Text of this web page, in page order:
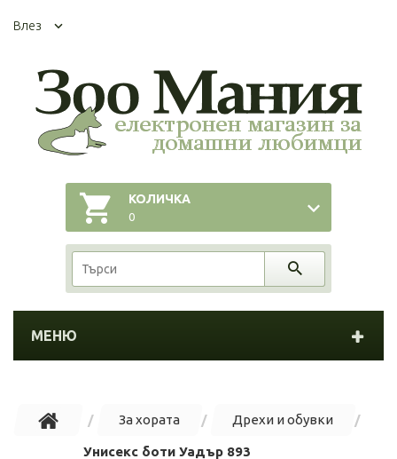
Влез
КОЛИЧКА
0
МЕНЮ
За хората Дрехи и обувки
Унисекс боти Уадър 893